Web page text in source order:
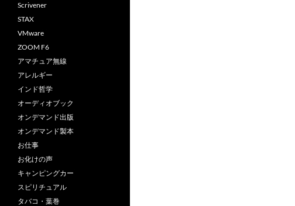
Scrivener
STAX
VMware
ZOOM F6
アマチュア無線
アレルギー
インド哲学
オーディオブック
オンデマンド出版
オンデマンド製本
お仕事
お化けの声
キャンピングカー
スピリチュアル
タバコ・葉巻